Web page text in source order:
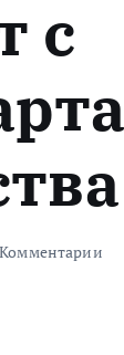
с